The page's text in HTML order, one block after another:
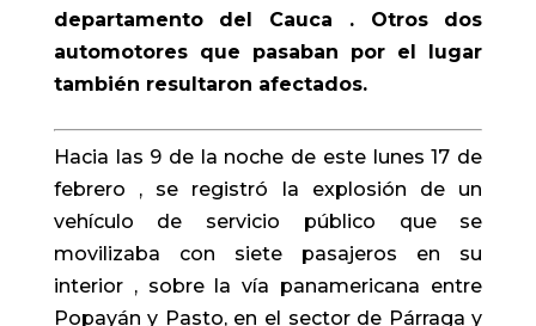
departamento del Cauca . Otros dos
automotores que pasaban por el lugar
también resultaron afectados.
Hacia las 9 de la noche de este lunes 17 de
febrero , se registró la explosión de un
vehículo de servicio público que se
movilizaba con siete pasajeros en su
interior , sobre la vía panamericana entre
Popayán y Pasto, en el sector de Párraga y